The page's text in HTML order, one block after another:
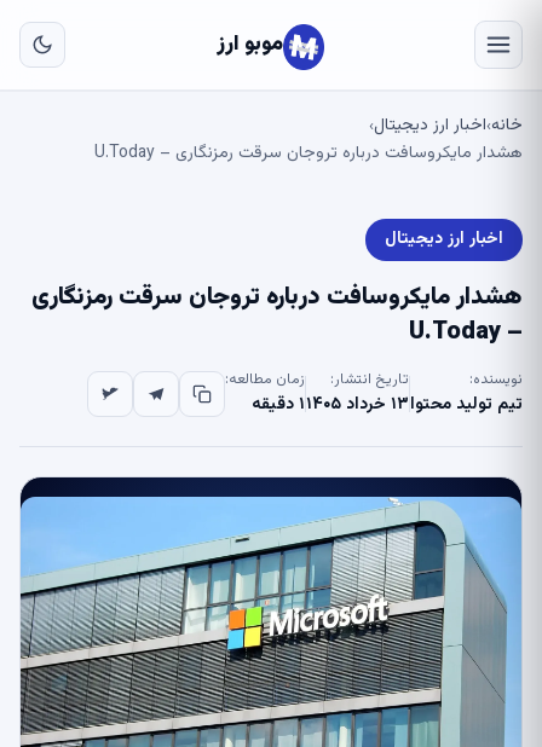
موبو ارز
خانه›اخبار ارز دیجیتال›
هشدار مایکروسافت درباره تروجان سرقت رمزنگاری – U.Today
اخبار ارز دیجیتال
هشدار مایکروسافت درباره تروجان سرقت رمزنگاری
– U.Today
نویسنده:
تیم تولید محتوا
تاریخ انتشار:
۱۳ خرداد ۱۴۰۵
زمان مطالعه:
۱ دقیقه